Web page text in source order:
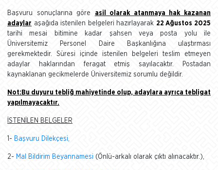
Başvuru sonuçlarına göre asil olarak atanmaya hak kazanan
adaylar aşağıda istenilen belgeleri hazırlayarak 22 Ağustos 2025
tarihi mesai bitimine kadar şahsen veya posta yolu ile
Üniversitemiz Personel Daire Başkanlığına ulaştırması
gerekmektedir. Süresi içinde istenilen belgeleri teslim etmeyen
adaylar haklarından feragat etmiş sayılacaktır. Postadan
kaynaklanan gecikmelerde Üniversitemiz sorumlu değildir.
Not:Bu duyuru tebliğ mahiyetinde olup, adaylara ayrıca tebligat
yapılmayacaktır.
İSTENİLEN BELGELER
1- Başvuru Dilekçesi,
2- Mal Bildirim Beyannamesi (Önlü-arkalı olarak çıktı alınacaktır.),